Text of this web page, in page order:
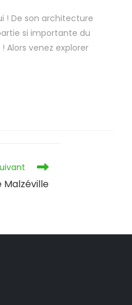
! De son architecture
si importante du
Alors venez explorer
Malzéville